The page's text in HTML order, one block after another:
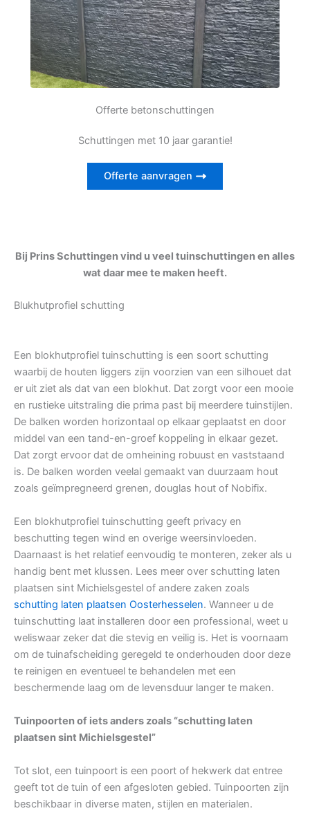
Offerte betonschuttingen
Schuttingen met 10 jaar garantie!
Offerte aanvragen
Bij Prins Schuttingen vind u veel tuinschuttingen en alles
wat daar mee te maken heeft.
Blukhutprofiel schutting
Een blokhutprofiel tuinschutting is een soort schutting
waarbij de houten liggers zijn voorzien van een silhouet dat
er uit ziet als dat van een blokhut. Dat zorgt voor een mooie
en rustieke uitstraling die prima past bij meerdere tuinstijlen.
De balken worden horizontaal op elkaar geplaatst en door
middel van een tand-en-groef koppeling in elkaar gezet.
Dat zorgt ervoor dat de omheining robuust en vaststaand
is. De balken worden veelal gemaakt van duurzaam hout
zoals geïmpregneerd grenen, douglas hout of Nobifix.
Een blokhutprofiel tuinschutting geeft privacy en
beschutting tegen wind en overige weersinvloeden.
Daarnaast is het relatief eenvoudig te monteren, zeker als u
handig bent met klussen. Lees meer over schutting laten
plaatsen sint Michielsgestel of andere zaken zoals
schutting laten plaatsen Oosterhesselen. Wanneer u de
tuinschutting laat installeren door een professional, weet u
weliswaar zeker dat die stevig en veilig is. Het is voornaam
om de tuinafscheiding geregeld te onderhouden door deze
te reinigen en eventueel te behandelen met een
beschermende laag om de levensduur langer te maken.
Tuinpoorten of iets anders zoals “schutting laten
plaatsen sint Michielsgestel”
Tot slot, een tuinpoort is een poort of hekwerk dat entree
geeft tot de tuin of een afgesloten gebied. Tuinpoorten zijn
beschikbaar in diverse maten, stijlen en materialen.